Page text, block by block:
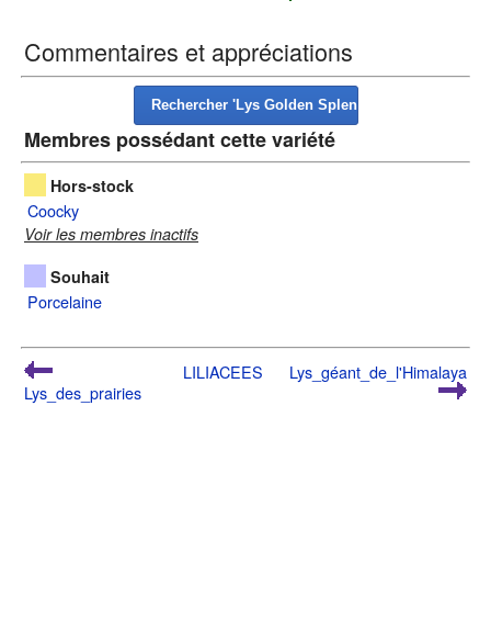
Commentaires et appréciations
Membres possédant cette variété
Hors-stock
Coocky
Voir les membres inactifs
Souhait
Porcelaine
Lys_des_prairies
LILIACEES Lys_géant_de_l'Himalaya